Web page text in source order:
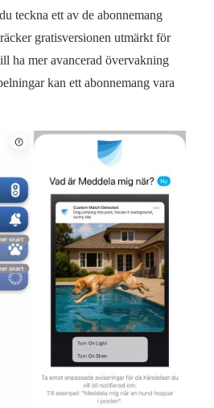
teckna ett av de abonnemang
gratisversionen utmärkt för
ha mer avancerad övervakning
kan ett abonnemang vara